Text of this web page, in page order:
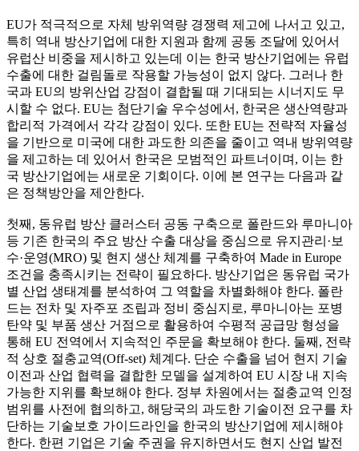
EU가 적극적으로 자체 방위역량 경쟁력 제고에 나서고 있고,
특히 역내 방산기업에 대한 지원과 함께 공동 조달에 있어서
유럽산 비중을 제시하고 있는데 이는 한국 방산기업에는 유럽
수출에 대한 걸림돌로 작용할 가능성이 없지 않다. 그러나 한
국과 EU의 방위산업 강점이 결합될 때 기대되는 시너지도 무
시할 수 없다. EU는 첨단기술 우수성에서, 한국은 생산역량과
합리적 가격에서 각각 강점이 있다. 또한 EU는 전략적 자율성
을 기반으로 미국에 대한 과도한 의존을 줄이고 역내 방위역량
을 제고하는 데 있어서 한국은 모범적인 파트너이며, 이는 한
국 방산기업에는 새로운 기회이다. 이에 본 연구는 다음과 같
은 정책방안을 제안한다.
첫째, 동유럽 방산 클러스터 공동 구축으로 폴란드와 루마니아
등 기존 한국의 주요 방산 수출 대상을 중심으로 유지관리·보
수·운영(MRO) 및 현지 생산 체계를 구축하여 Made in Europe
조건을 충족시키는 전략이 필요하다. 방산기업은 동유럽 국가
별 산업 생태계를 분석하여 그 역할을 차별화해야 한다. 폴란
드는 전차 및 자주포 조립과 정비 중심지로, 루마니아는 포병
탄약 및 부품 생산 거점으로 활용하여 수평적 공급망 형성을
통해 EU 전역에서 지속적인 주문을 확보해야 한다. 둘째, 전략
적 상호 절충교역(Off-set) 체계다. 단순 수출을 넘어 현지 기술
이전과 산업 협력을 결합한 모델을 설계하여 EU 시장 내 지속
가능한 지위를 확보해야 한다. 정부 차원에서는 절충교역 인정
범위를 사전에 협의하고, 해당국의 과도한 기술이전 요구를 차
단하는 기술보호 가이드라인을 한국의 방산기업에 제시해야
한다. 한편 기업은 기술 주권을 유지하면서도 현지 산업 발전